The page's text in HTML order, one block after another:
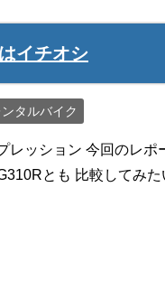
イチオシ
ンタルバイク
レッション 今回のレポ
とも 比較してみ